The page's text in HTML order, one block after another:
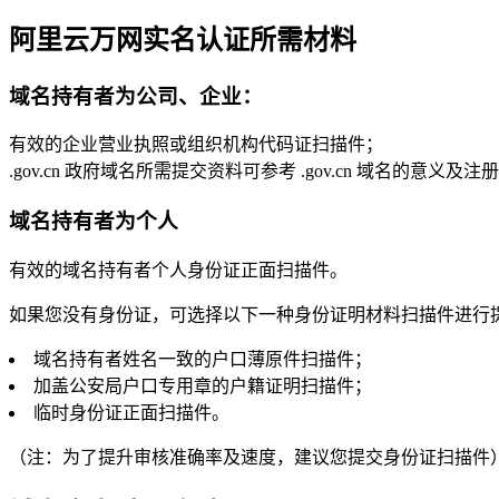
阿里云万网实名认证所需材料
域名持有者为公司、企业：
有效的企业营业执照或组织机构代码证扫描件；
.gov.cn 政府域名所需提交资料可参考 .gov.cn 域名的意义及注册
域名持有者为个人
有效的域名持有者个人身份证正面扫描件。
如果您没有身份证，可选择以下一种身份证明材料扫描件进行
域名持有者姓名一致的户口薄原件扫描件；
加盖公安局户口专用章的户籍证明扫描件；
临时身份证正面扫描件。
（注：为了提升审核准确率及速度，建议您提交身份证扫描件）